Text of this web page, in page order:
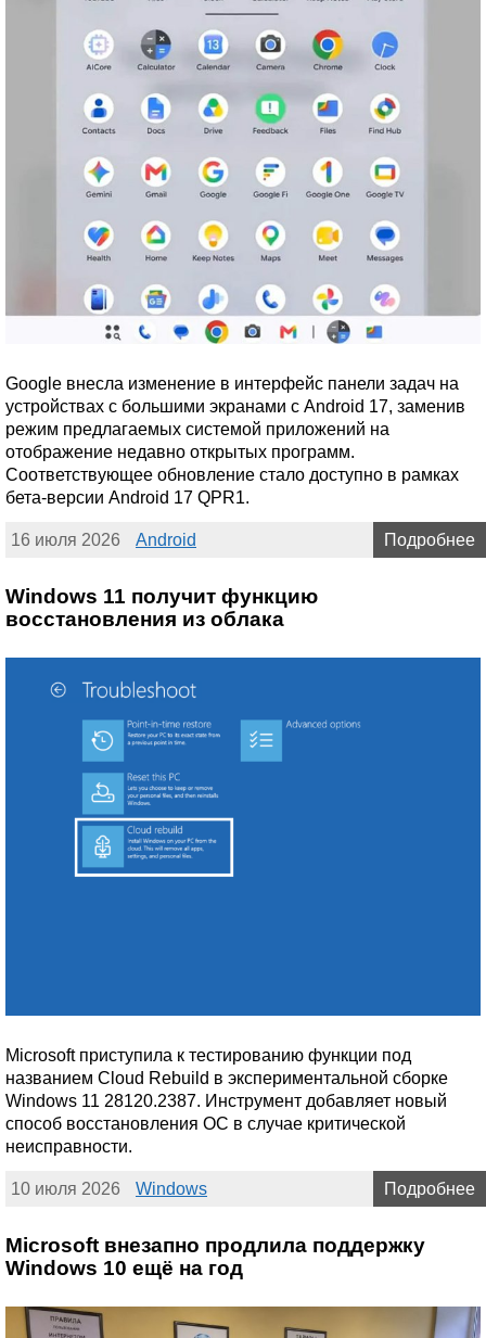
Google внесла изменение в интерфейс панели задач на
устройствах с большими экранами с Android 17, заменив
режим предлагаемых системой приложений на
отображение недавно открытых программ.
Соответствующее обновление стало доступно в рамках
бета-версии Android 17 QPR1.
16 июля 2026 Android Подробнее
Windows 11 получит функцию
восстановления из облака
Microsoft приступила к тестированию функции под
названием Cloud Rebuild в экспериментальной сборке
Windows 11 28120.2387. Инструмент добавляет новый
способ восстановления ОС в случае критической
неисправности.
10 июля 2026 Windows Подробнее
Microsoft внезапно продлила поддержку
Windows 10 ещё на год